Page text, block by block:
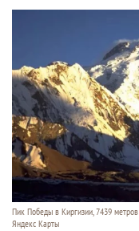
Пик Победы в Киргизии, 7439 метров
Яндекс Карты